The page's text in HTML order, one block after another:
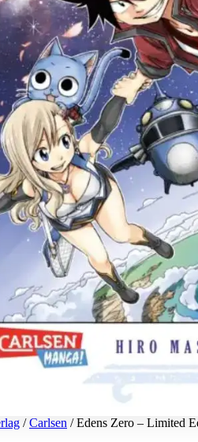
/Carlsen / Edens Zero – Limited